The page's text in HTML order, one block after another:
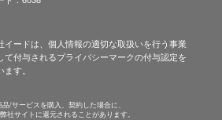
イードは、個人情報の適切な取扱いを行う事業
て付与されるプライバシーマークの付与認定を
す。
/サービスを購入、契約した場合に、
社サイトに還元されることがあります。